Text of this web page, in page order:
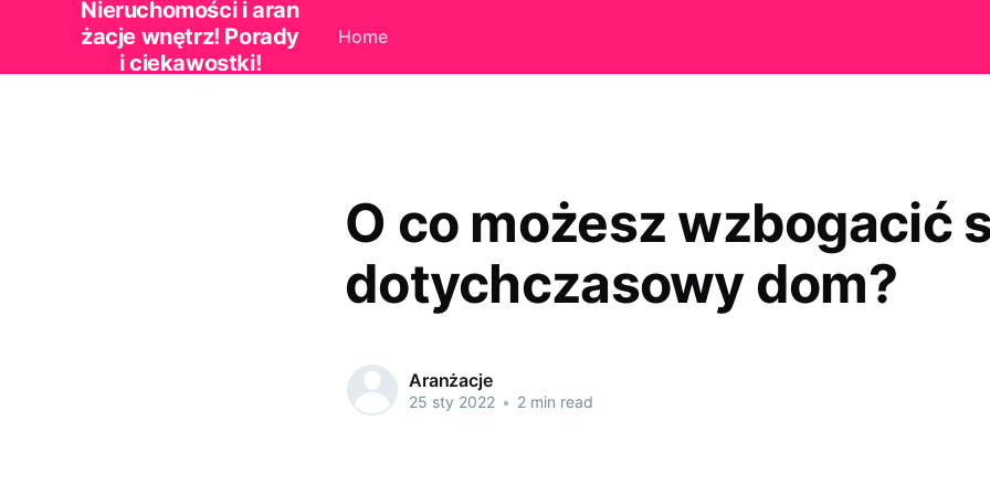
Nieruchomości i aran
żacje wnętrz! Porady
i ciekawostki!
Home
O co możesz wzbogacić
dotychczasowy dom?
Aranżacje
25 sty 2022 • 2 min read